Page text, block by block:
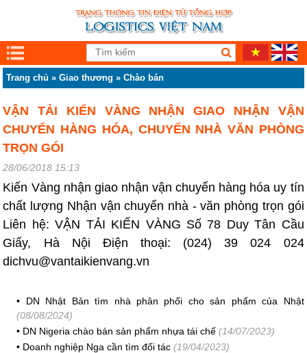
Trang chủ »Giao thương »Chào bán
VẬN TẢI KIẾN VÀNG NHẬN GIAO NHẬN VẬN
CHUYỂN HÀNG HÓA, CHUYỂN NHÀ VĂN PHÒNG
TRỌN GÓI
28/06/2018 15:13
Kiến Vàng nhận giao nhận vận chuyển hàng hóa uy tín
chất lượng Nhận vận chuyển nhà - văn phòng trọn gói
Liên hệ: VẬN TẢI KIẾN VÀNG Số 78 Duy Tân Cầu
Giấy, Hà Nội Điện thoại: (024) 39 024 024
dichvu@vantaikienvang.vn
• DN Nhật Bản tìm nhà phân phối cho sản phẩm của Nhật
(08/08/2024)
• DN Nigeria chào bán sản phẩm nhựa tái chế (14/07/2023)
• Doanh nghiệp Nga cần tìm đối tác (19/04/2023)